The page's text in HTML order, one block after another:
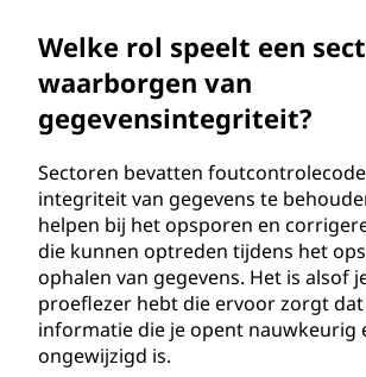
Welke rol speelt een
waarborgen van
gegevensintegriteit?
Sectoren bevatten
integriteit van gegevens te
helpen bij het opsporen en
die kunnen optreden tijdens het
ophalen van gegevens. Het is alsof
proeflezer hebt die ervoor zorgt
informatie die je opent nauwkeurig
ongewijzigd is.